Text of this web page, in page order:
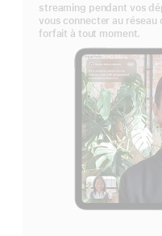
streaming pendant vos
vous connecter au réseau
forfait à tout moment.